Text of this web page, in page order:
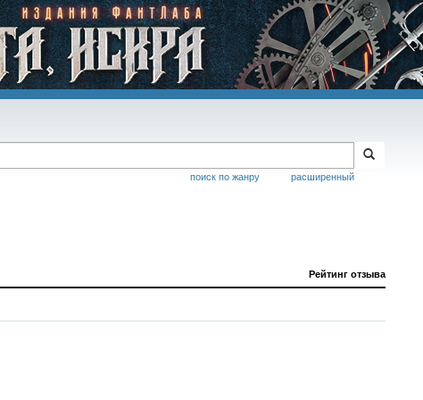
расширенный
поиск по жанру
Рейтинг отзыва